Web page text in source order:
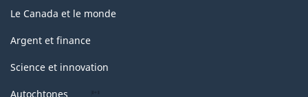
Le Canada et le monde
Argent et finance
Science et innovation
Autochtones